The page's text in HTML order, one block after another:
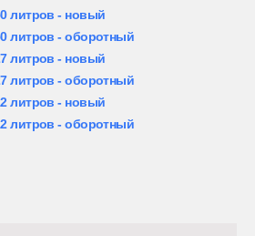
литров - новый
литров - оборотный
литров - новый
литров - оборотный
литров - новый
литров - оборотный